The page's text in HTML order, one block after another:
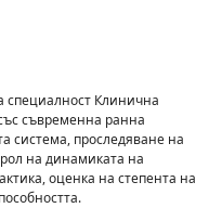
специалност Клинична
съвременна ранна
система, проследяване на
на динамиката на
оценка на степента на